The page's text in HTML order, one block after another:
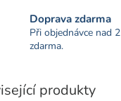
Doprava zdarma
Při objednávce nad
zdarma.
produkty